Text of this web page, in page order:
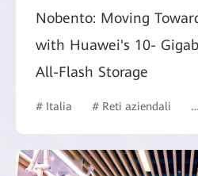
Nobento: Moving
with Huawei's 10-
All-Flash Storage
# Italia # Reti aziendali